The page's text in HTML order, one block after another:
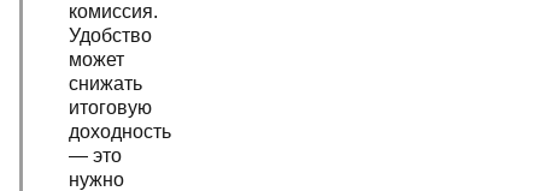
комиссия.
Удобство
может
снижать
итоговую
доходность
— это
нужно